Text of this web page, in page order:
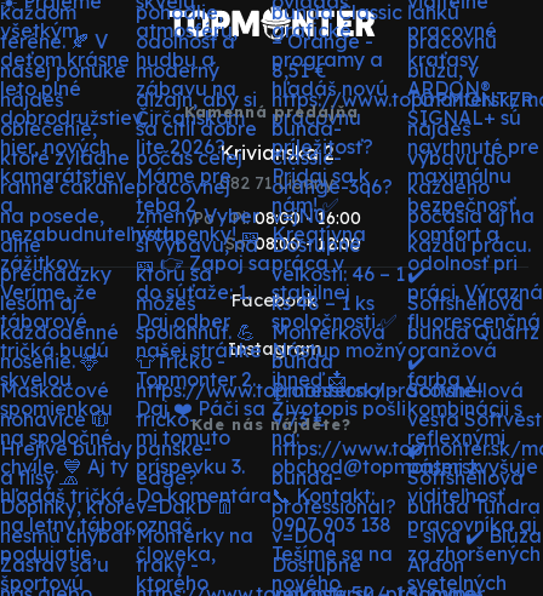
Kamenná predajňa
Krivianska 2
082 71 Lipany
Po - Pi:
So:
08:00 - 16:00
08:00 - 12:00
Facebook
Instagram
Kde nás nájdete?